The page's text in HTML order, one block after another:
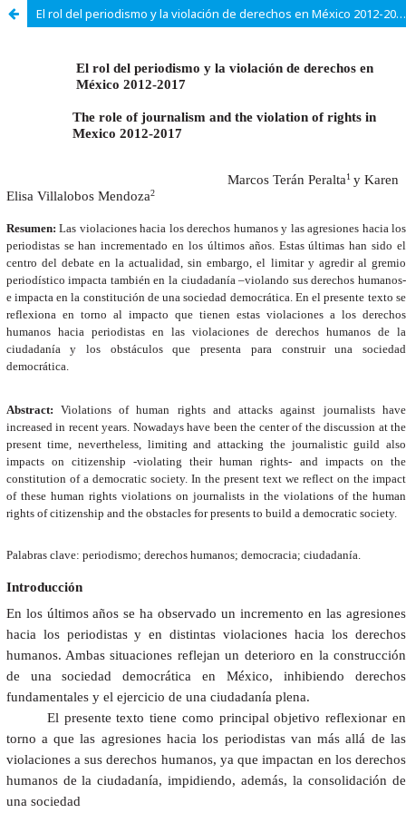
El rol del periodismo y la violación de derechos en México 2012-2017.